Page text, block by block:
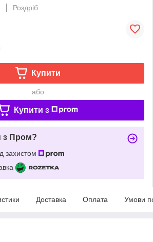
Роздріб
Купити
або
Купити з
з Пром?
захистом
Доставка Оплата Умови